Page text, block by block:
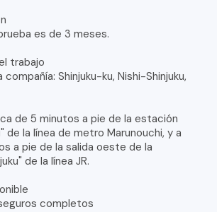
es de 3 meses.
trabajo
Shinjuku-ku, Nishi-Shinjuku,
de 5 minutos a pie de la estación
de la línea de metro Marunouchi, y a
a pie de la salida oeste de la
de la línea JR.
completos